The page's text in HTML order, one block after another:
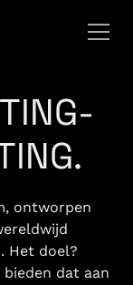
ontworpen
Het doel?
dat aan